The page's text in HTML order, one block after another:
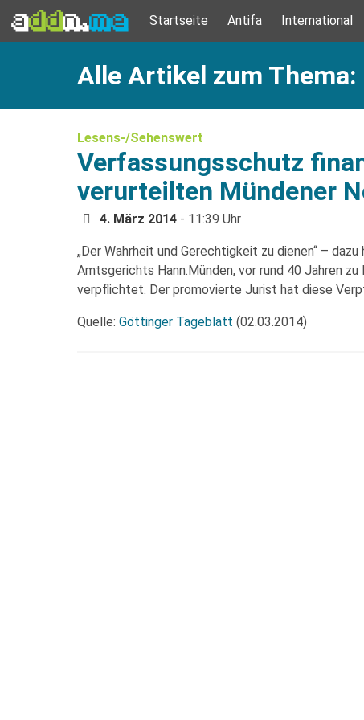
Startseite Antifa International
Alle Artikel zum Thema:
Lesens-/Sehenswert
Verfassungsschutz
verurteilten Mündener
4. März 2014 - 11:39 Uhr
„Der Wahrheit und Gerechtigkeit zu dienen“ –
Amtsgerichts Hann.Münden, vor rund 40 Jahren
verpflichtet. Der promovierte Jurist hat diese
Quelle: Göttinger Tageblatt (02.03.2014)